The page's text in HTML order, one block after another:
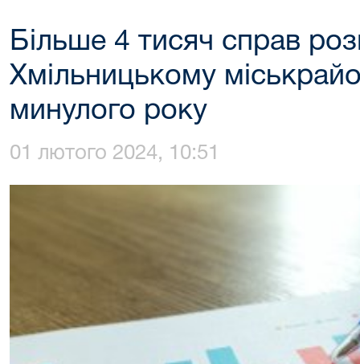
Більше 4 тисяч справ
Хмільницькому
минулого року
01 лютого 2024, 10:51